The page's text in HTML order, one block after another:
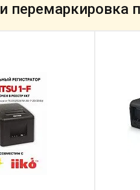
и перемаркировка